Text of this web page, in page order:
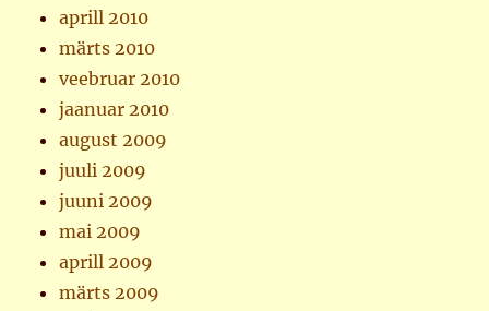
aprill 2010
märts 2010
veebruar 2010
jaanuar 2010
august 2009
juuli 2009
juuni 2009
mai 2009
aprill 2009
märts 2009